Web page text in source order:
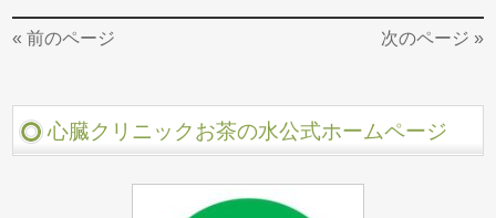
« 前のページ 次のページ »
心臓クリニックお茶の水公式ホームページ